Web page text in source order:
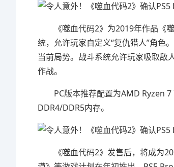
《噬血代码2》为2019年作品《
统，允许玩家自定义“复仇猎人”角色
当前局势。战斗系统允许玩家吸取敌
作战。
PC版本推荐配置为AMD Ryzen
DDR4/DDR5内存。
《噬血代码2》发售后，将成为